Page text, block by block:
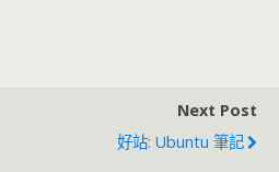
Next Post
好站: Ubuntu 筆記